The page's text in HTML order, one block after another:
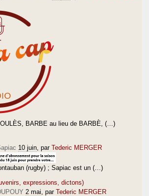
BARBE au lieu de BARBÈ, (…)
10 juin , par Tederic MERGER
(rugby) ; Sapiac est un (…)
expressions, dictons)
2 mai , par Tederic MERGER